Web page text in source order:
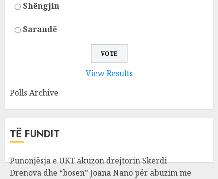
Shëngjin
Sarandë
View Results
Polls Archive
TË FUNDIT
Punonjësja e UKT akuzon drejtorin Skerdi
Drenova dhe “bosen” Joana Nano për abuzim me